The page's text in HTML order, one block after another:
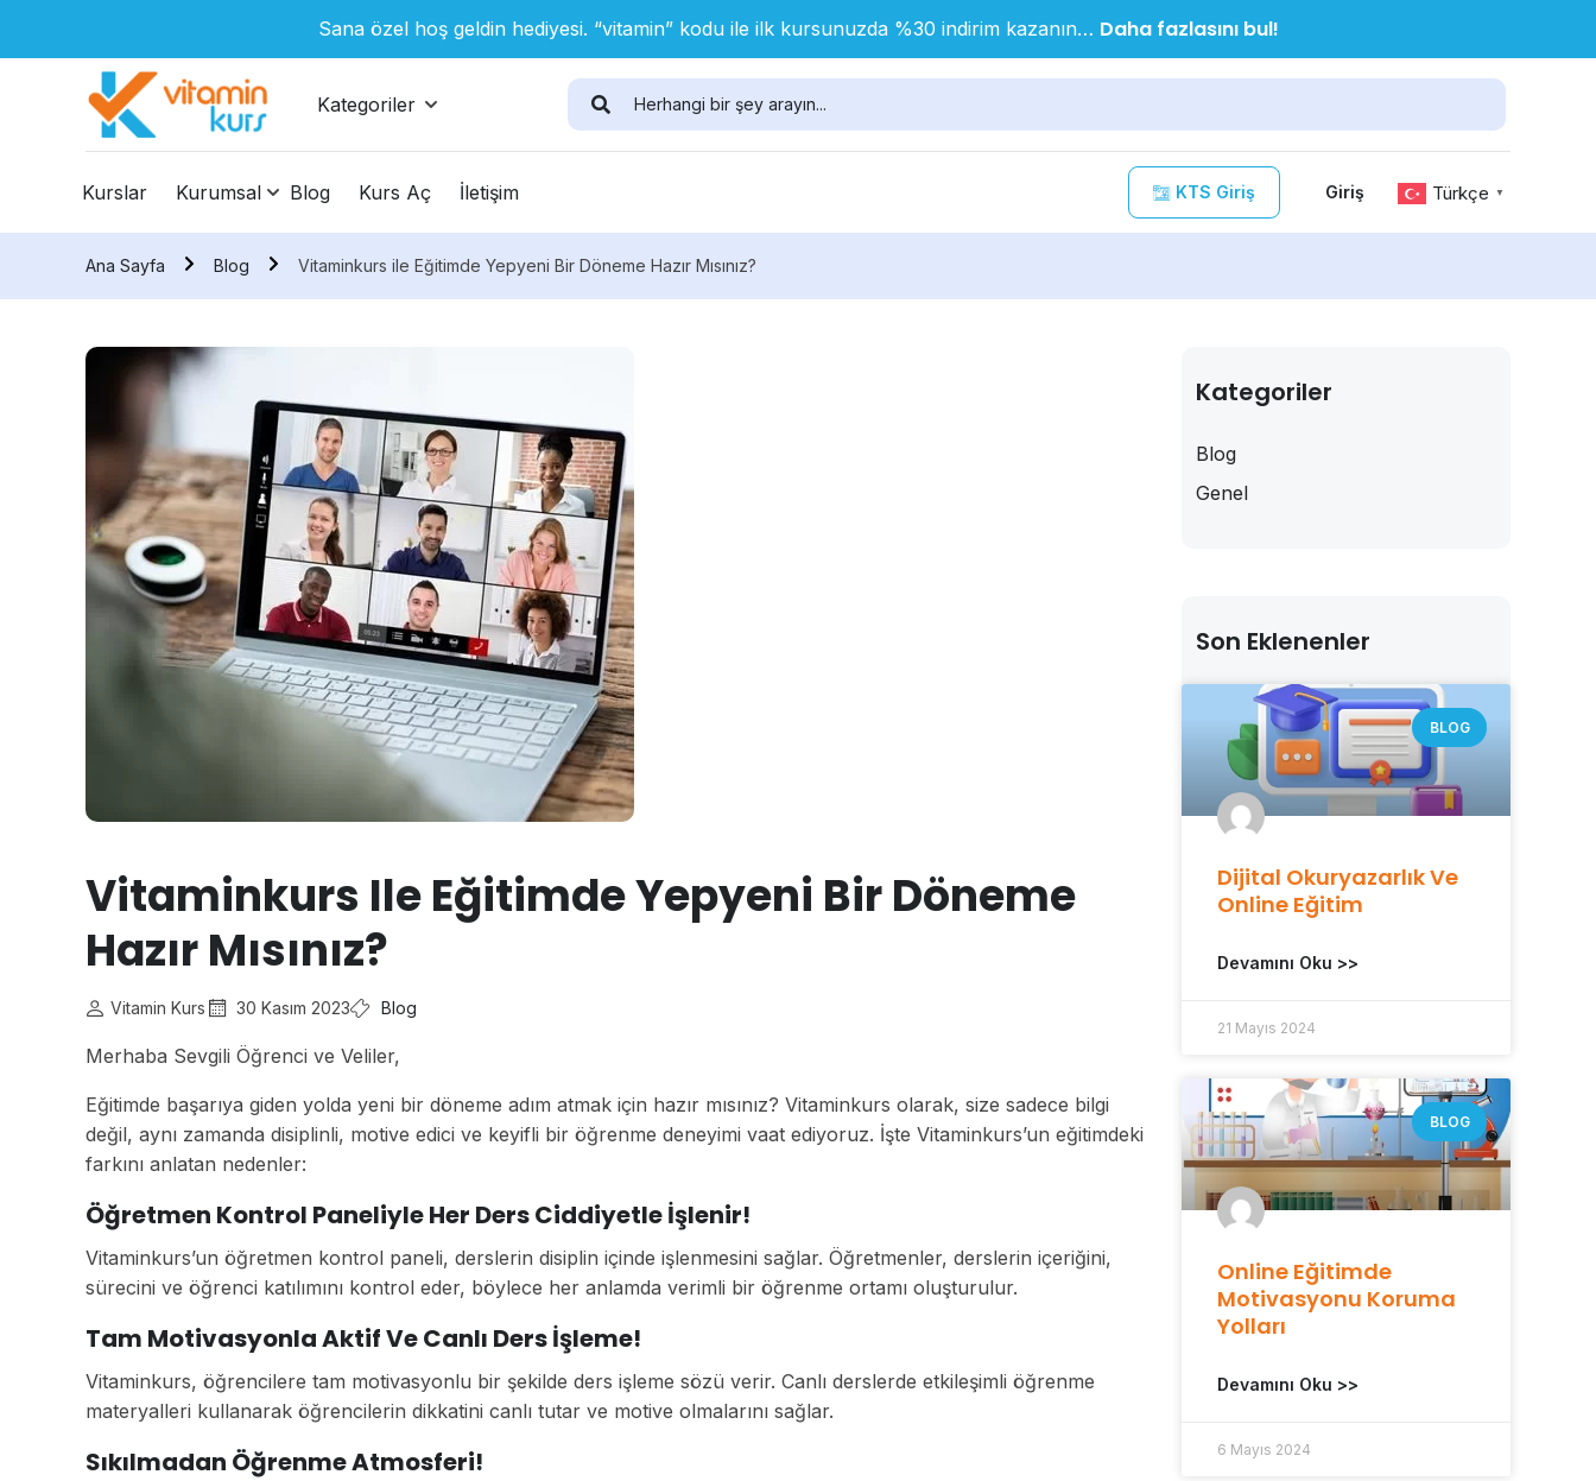
Sana özel hoş geldin hediyesi. “vitamin” kodu ile ilk kursunuzda %30 indirim kazanın… Daha fazlasını bul!
Kategoriler
Kurslar Kurumsal Blog Kurs Aç İletişim KTS Giriş Giriş Türkçe ▼
Ana Sayfa Blog Vitaminkurs ile Eğitimde Yepyeni Bir Döneme Hazır Mısınız?
Vitaminkurs Ile Eğitimde Yepyeni Bir Döneme
Hazır Mısınız?
Vitamin Kurs 30 Kasım 2023 Blog
Merhaba Sevgili Öğrenci ve Veliler,
Eğitimde başarıya giden yolda yeni bir döneme adım atmak için hazır mısınız? Vitaminkurs olarak, size sadece bilgi
değil, aynı zamanda disiplinli, motive edici ve keyifli bir öğrenme deneyimi vaat ediyoruz. İşte Vitaminkurs’un eğitimdeki
farkını anlatan nedenler:
Öğretmen Kontrol Paneliyle Her Ders Ciddiyetle İşlenir!
Vitaminkurs’un öğretmen kontrol paneli, derslerin disiplin içinde işlenmesini sağlar. Öğretmenler, derslerin içeriğini,
sürecini ve öğrenci katılımını kontrol eder, böylece her anlamda verimli bir öğrenme ortamı oluşturulur.
Tam Motivasyonla Aktif Ve Canlı Ders İşleme!
Vitaminkurs, öğrencilere tam motivasyonlu bir şekilde ders işleme sözü verir. Canlı derslerde etkileşimli öğrenme
materyalleri kullanarak öğrencilerin dikkatini canlı tutar ve motive olmalarını sağlar.
Sıkılmadan Öğrenme Atmosferi!
Kategoriler
Blog
Genel
Son Eklenenler
BLOG
Dijital Okuryazarlık Ve
Online Eğitim
Devamını Oku >>
21 Mayıs 2024
BLOG
Online Eğitimde
Motivasyonu Koruma
Yolları
Devamını Oku >>
6 Mayıs 2024